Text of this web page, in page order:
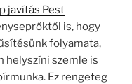
javítás Pest
is, hogy
folyamata,
helyszíni szemle is
Ez rengeteg